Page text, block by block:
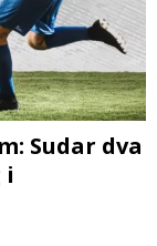
Sudar dva
i